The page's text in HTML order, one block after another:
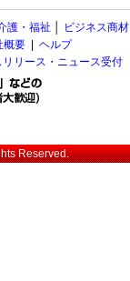
護・福祉
ビジネス商材
要
ヘルプ
リリース・ニュース受付
Reserved.